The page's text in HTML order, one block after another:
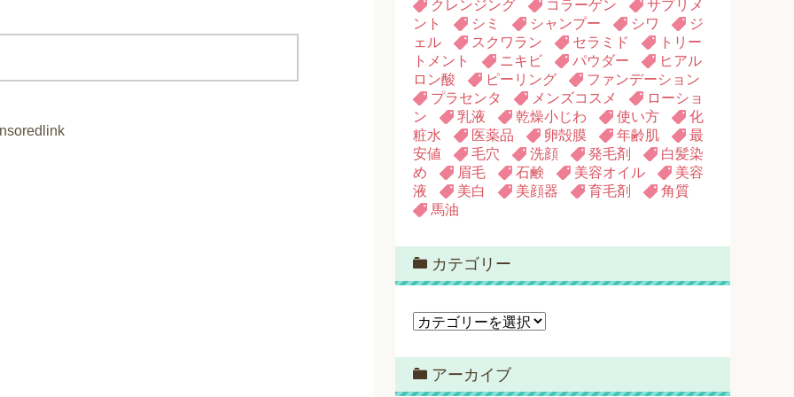
クレンジング コラーゲン
サプリメ
ント
シミ シャンプー シワ
ジ
ェル
スクワラン セラミド
トリー
トメント
ニキビ パウダー
ヒアル
ロン酸
ピーリング
ファンデーション
プラセンタ
メンズコスメ
ローショ
ン
乳液 乾燥小じわ 使い方
化
粧水
医薬品 卵殻膜 年齢肌
最
安値
毛穴 洗顔 発毛剤
白髪染
め
眉毛 石鹸 美容オイル
美容
液
美白 美顔器 育毛剤
角質
馬油
カテゴリー
カ
ゴ
リ
ー
アーカイブ